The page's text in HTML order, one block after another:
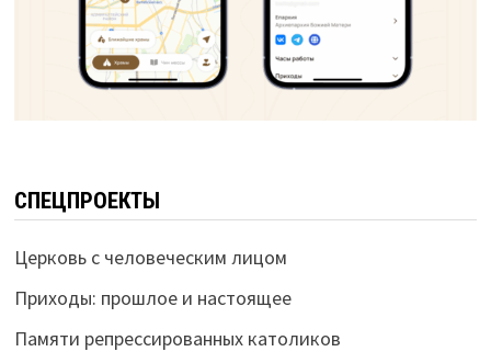
СПЕЦПРОЕКТЫ
Церковь с человеческим лицом
Приходы: прошлое и настоящее
Памяти репрессированных католиков